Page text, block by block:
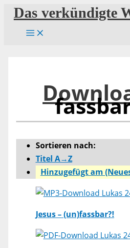
Zum
Inhalt
springen
Das verkündigte
Sortieren nach:
Titel A→Z
Hinzugefügt am
Lukas
Jesus – (un)fassbar?!
Lukas